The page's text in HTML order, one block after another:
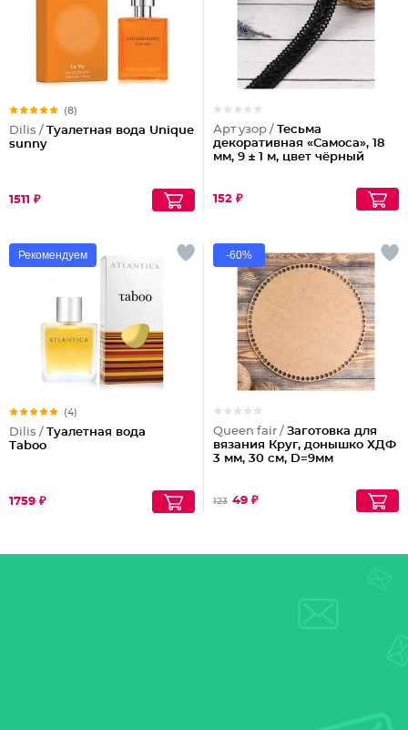
(8)
Dilis / Туалетная вода Unique
sunny
1511 ₽
Арт узор / Тесьма
декоративная «Самоса», 18
мм, 9 ± 1 м, цвет чёрный
152 ₽
Рекомендуем
(4)
Dilis / Туалетная вода
Taboo
1759 ₽
-60%
Queen fair / Заготовка для
вязания Круг, донышко ХДФ
3 мм, 30 см, D=9мм
123 49 ₽